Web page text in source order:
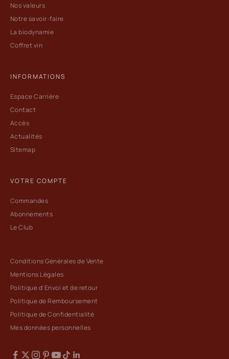
Nos valeurs
Notre savoir-faire
La biodynamie
Coffret vin
INFORMATIONS
Espace Carrière
Contact
Accès
Actualités
Sitemap
VOTRE COMPTE
Commandes
Abonnements
Le Club
Conditions Générales de Vente
Mentions Légales
Politique d'Envoi et de retour
Politique de Remboursement
Politique de Confidentialité
Mes données personnelles